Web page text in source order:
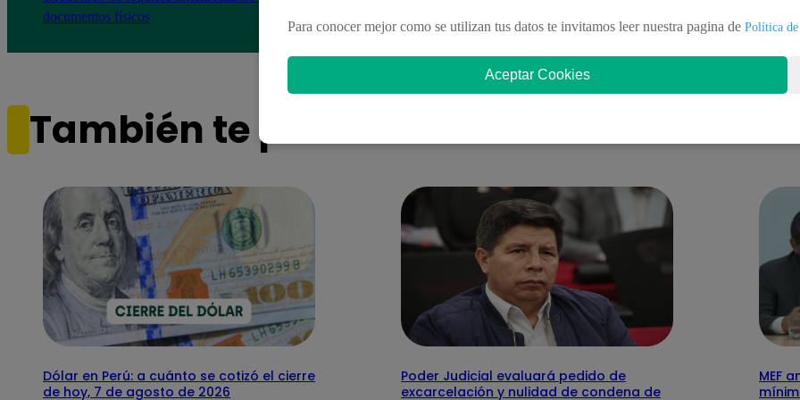
documentos físicos
También te puede interesar
Dólar en Perú: a cuánto se cotizó el cierre
de hoy, 7 de agosto de 2026
Poder Judicial evaluará pedido de
excarcelación y nulidad de condena de
MEF
Para conocer mejor como se utilizan tus datos te invitamos leer nuestra pagina de Política
Aceptar Cookies